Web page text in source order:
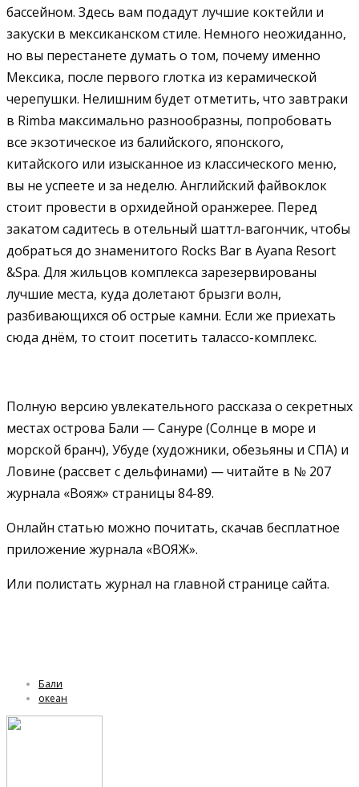
бассейном. Здесь вам подадут лучшие коктейли и
закуски в мексиканском стиле. Немного неожиданно,
но вы перестанете думать о том, почему именно
Мексика, после первого глотка из керамической
черепушки. Нелишним будет отметить, что завтраки
в Rimba максимально разнообразны, попробовать
все экзотическое из балийского, японского,
китайского или изысканное из классического меню,
вы не успеете и за неделю. Английский файвоклок
стоит провести в орхидейной оранжерее. Перед
закатом садитесь в отельный шаттл-вагончик, чтобы
добраться до знаменитого Rocks Bar в Ayana Resort
&Spa. Для жильцов комплекса зарезервированы
лучшие места, куда долетают брызги волн,
разбивающихся об острые камни. Если же приехать
сюда днём, то стоит посетить талассо-комплекс.
Полную версию увлекательного рассказа о секретных
местах острова Бали — Сануре (Солнце в море и
морской бранч), Убуде (художники, обезьяны и СПА) и
Ловине (рассвет с дельфинами) — читайте в № 207
журнала «Вояж» страницы 84-89.
Онлайн статью можно почитать, скачав бесплатное
приложение журнала «ВОЯЖ».
Или полистать журнал на главной странице сайта.
Бали
океан